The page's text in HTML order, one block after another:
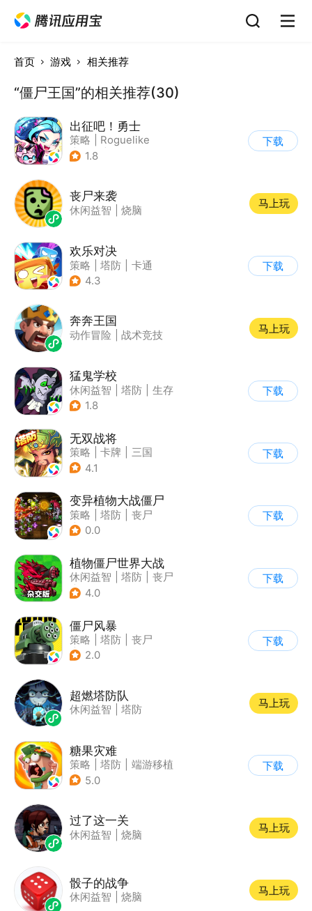
首页 游戏 相关推荐
“僵尸王国”的相关推荐(30)
出征吧！勇士
策略
Roguelike
| 末日
1.8
下载
丧尸来袭
休闲益智 烧脑
马上玩
欢乐对决
策略 塔防
卡通
| 卡牌
4.3
下载
奔奔王国
动作冒险 战术竞技
马上玩
猛鬼学校
休闲益智 塔防
生存
| 暗黑
1.8
下载
无双战将
策略 卡牌
三国
| 中国风
4.1
下载
变异植物大战僵尸
策略 塔防
丧尸
| 卡通
0.0
下载
植物僵尸世界大战
休闲益智 塔防
丧尸
| 卡通
4.0
下载
僵尸风暴
策略 塔防
丧尸
| 卡通
2.0
下载
超燃塔防队
休闲益智 塔防
马上玩
糖果灾难
策略 塔防
端游移植
| 卡通
5.0
下载
过了这一关
休闲益智 烧脑
马上玩
骰子的战争
休闲益智 烧脑
马上玩